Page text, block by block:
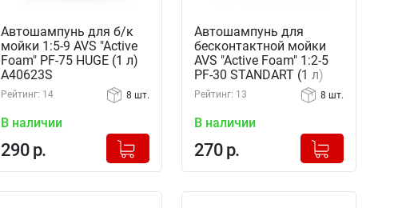
Автошампунь для б/к
мойки 1:5-9 AVS "Active
Foam" PF-75 HUGE (1 л)
A40623S
Рейтинг: 14 8 шт.
В наличии
290 р.
+
Добавлено в корзину
Автошампунь для
бесконтактной мойки
AVS "Active Foam" 1:2-5
PF-30 STANDART (1 л)
A07539S
Рейтинг: 13 8 шт.
В наличии
270 р.
+
Добавлено в корзину